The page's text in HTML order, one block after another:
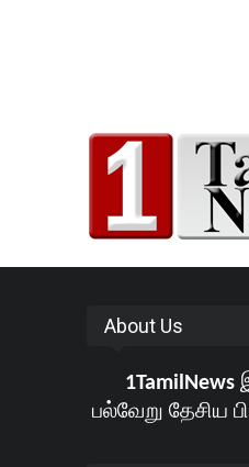
About Us
1TamilNews
பல்வேறு தேசிய